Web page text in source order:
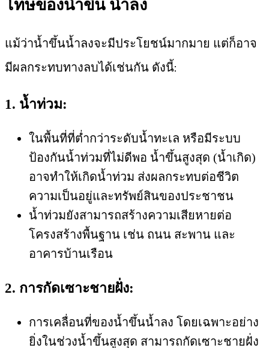
โทษของน้ำขึ้น น้ำลง
แม้ว่าน้ำขึ้นน้ำลงจะมีประโยชน์มากมาย แต่ก็อาจ
มีผลกระทบทางลบได้เช่นกัน ดังนี้:
1. น้ำท่วม:
ในพื้นที่ที่ต่ำกว่าระดับน้ำทะเล หรือมีระบบ
ป้องกันน้ำท่วมที่ไม่ดีพอ น้ำขึ้นสูงสุด (น้ำเกิด)
อาจทำให้เกิดน้ำท่วม ส่งผลกระทบต่อชีวิต
ความเป็นอยู่และทรัพย์สินของประชาชน
น้ำท่วมยังสามารถสร้างความเสียหายต่อ
โครงสร้างพื้นฐาน เช่น ถนน สะพาน และ
อาคารบ้านเรือน
2. การกัดเซาะชายฝั่ง:
การเคลื่อนที่ของน้ำขึ้นน้ำลง โดยเฉพาะอย่าง
ยิ่งในช่วงน้ำขึ้นสูงสุด สามารถกัดเซาะชายฝั่ง